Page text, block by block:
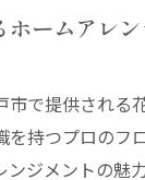
ホームアレ
市で提供される
を持つプロのフ
ンジメントの魅